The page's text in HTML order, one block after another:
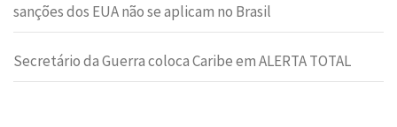
sanções dos EUA não se aplicam no Brasil
Secretário da Guerra coloca Caribe em ALERTA TOTAL